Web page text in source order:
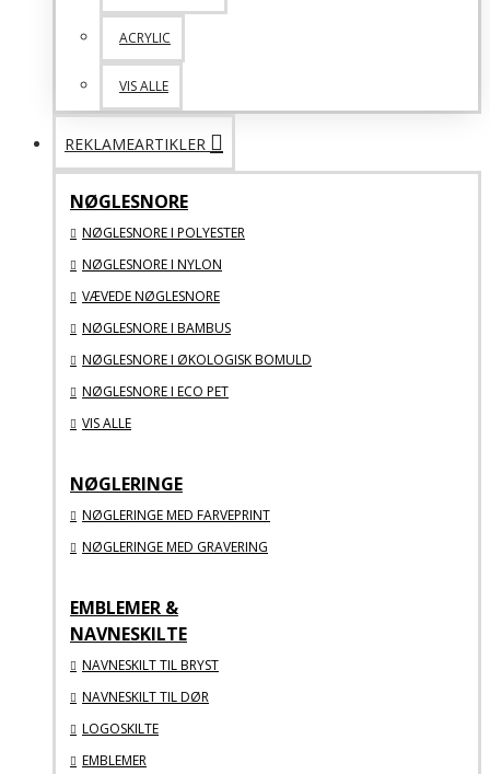
ACRYLIC
VIS ALLE
REKLAMEARTIKLER
NØGLESNORE
NØGLESNORE I POLYESTER
NØGLESNORE I NYLON
VÆVEDE NØGLESNORE
NØGLESNORE I BAMBUS
NØGLESNORE I ØKOLOGISK BOMULD
NØGLESNORE I ECO PET
VIS ALLE
NØGLERINGE
NØGLERINGE MED FARVEPRINT
NØGLERINGE MED GRAVERING
EMBLEMER &
NAVNESKILTE
NAVNESKILT TIL BRYST
NAVNESKILT TIL DØR
LOGOSKILTE
EMBLEMER